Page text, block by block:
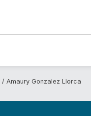
Amaury Gonzalez Llorca